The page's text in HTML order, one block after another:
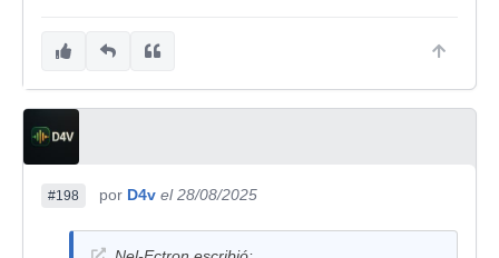
#198 por D4v el 28/08/2025